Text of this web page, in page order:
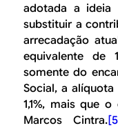
adotada a ideia
substituir a
arrecadação
equivalente de
somente do
Social, a
1,1%, mais que
Marcos Cintra.